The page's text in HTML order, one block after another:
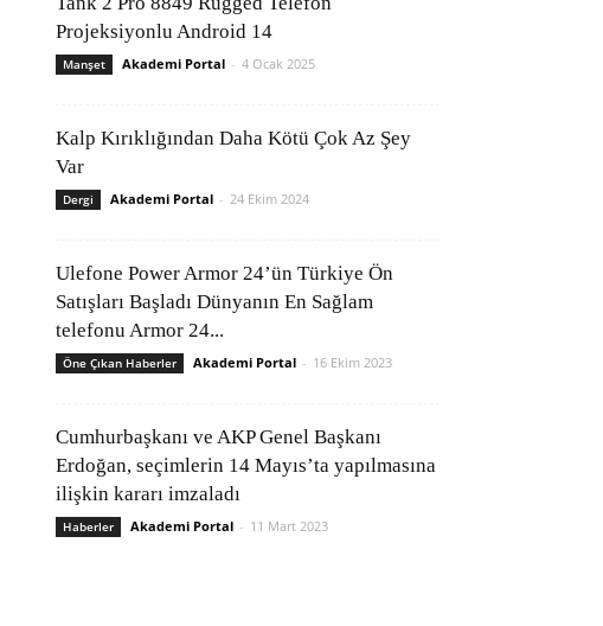
Projeksiyonlu Android 14
Manşet Akademi Portal - 4 Ocak 2025
Kalp Kırıklığından Daha Kötü Çok Az Şey
Var
Dergi Akademi Portal - 24 Ekim 2024
Ulefone Power Armor 24’ün Türkiye Ön
Satışları Başladı Dünyanın En Sağlam
telefonu Armor 24...
Öne Çıkan Haberler Akademi Portal - 16 Ekim 2023
Cumhurbaşkanı ve AKP Genel Başkanı
Erdoğan, seçimlerin 14 Mayıs’ta yapılmasına
ilişkin kararı imzaladı
Haberler Akademi Portal - 11 Mart 2023